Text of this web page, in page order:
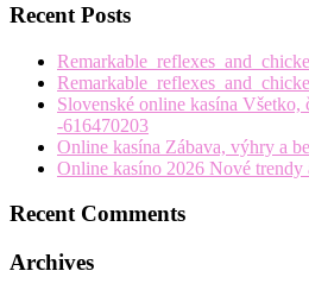
Recent Posts
Slovenské online kasína
-616470203
Online kasína Zábava, výhry a
Online kasíno 2026 Nové trendy
Recent Comments
Archives